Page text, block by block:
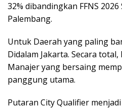
32% dibandingkan FFNS
Palembang.
Untuk Daerah yang paling
Didalam Jakarta. Secara total,
Manajer yang bersaing
panggung utama.
Putaran City Qualifier